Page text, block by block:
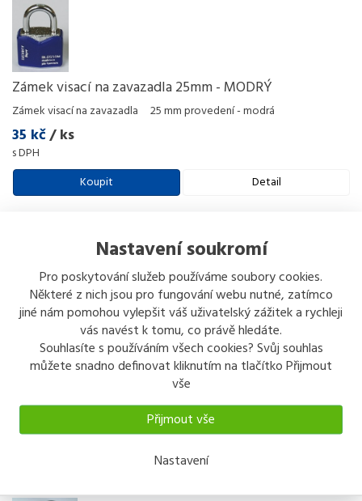
Nastavení soukromí
Pro poskytování služeb používáme soubory cookies.
Některé z nich jsou pro fungování webu nutné, zatímco
jiné nám pomohou vylepšit váš uživatelský zážitek a rychleji
vás navést k tomu, co právě hledáte.
Souhlasíte s používáním všech cookies? Svůj souhlas
můžete snadno definovat kliknutím na tlačítko Přijmout
vše
Přijmout vše
Nastavení
Zámek visací na zavazadla 25mm - MODRÝ
Zámek visací na zavazadla 25 mm provedení - modrá
35 kč/ ks
s DPH
Koupit
Detail
Zámek visací YTP1/32/119/1 - TSA, YALE
Zámek visací YTP1/32/119/1 TSA určen pro zabezpečení zavazadel
pomocí uzamčení zipů, ale i k běžnému uzamčení skříněk a schránek
uznaný organizací TSA, umožní pracovníkům bezpečnostní kon...
160 kč/ ks